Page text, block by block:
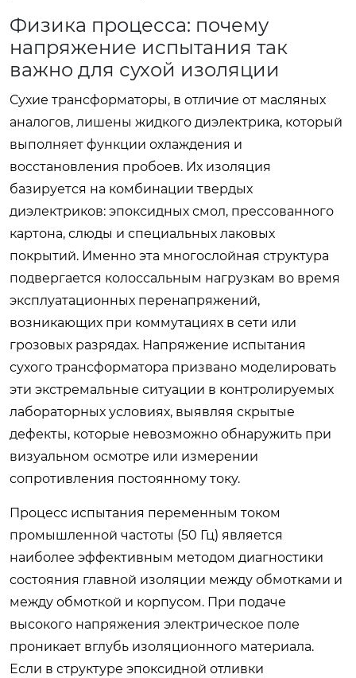
Физика процесса: почему
напряжение испытания так
важно для сухой изоляции
Сухие трансформаторы, в отличие от масляных
аналогов, лишены жидкого диэлектрика, который
выполняет функции охлаждения и
восстановления пробоев. Их изоляция
базируется на комбинации твердых
диэлектриков: эпоксидных смол, прессованного
картона, слюды и специальных лаковых
покрытий. Именно эта многослойная структура
подвергается колоссальным нагрузкам во время
эксплуатационных перенапряжений,
возникающих при коммутациях в сети или
грозовых разрядах. Напряжение испытания
сухого трансформатора призвано моделировать
эти экстремальные ситуации в контролируемых
лабораторных условиях, выявляя скрытые
дефекты, которые невозможно обнаружить при
визуальном осмотре или измерении
сопротивления постоянному току.
Процесс испытания переменным током
промышленной частоты (50 Гц) является
наиболее эффективным методом диагностики
состояния главной изоляции между обмотками и
между обмоткой и корпусом. При подаче
высокого напряжения электрическое поле
проникает вглубь изоляционного материала.
Если в структуре эпоксидной отливки